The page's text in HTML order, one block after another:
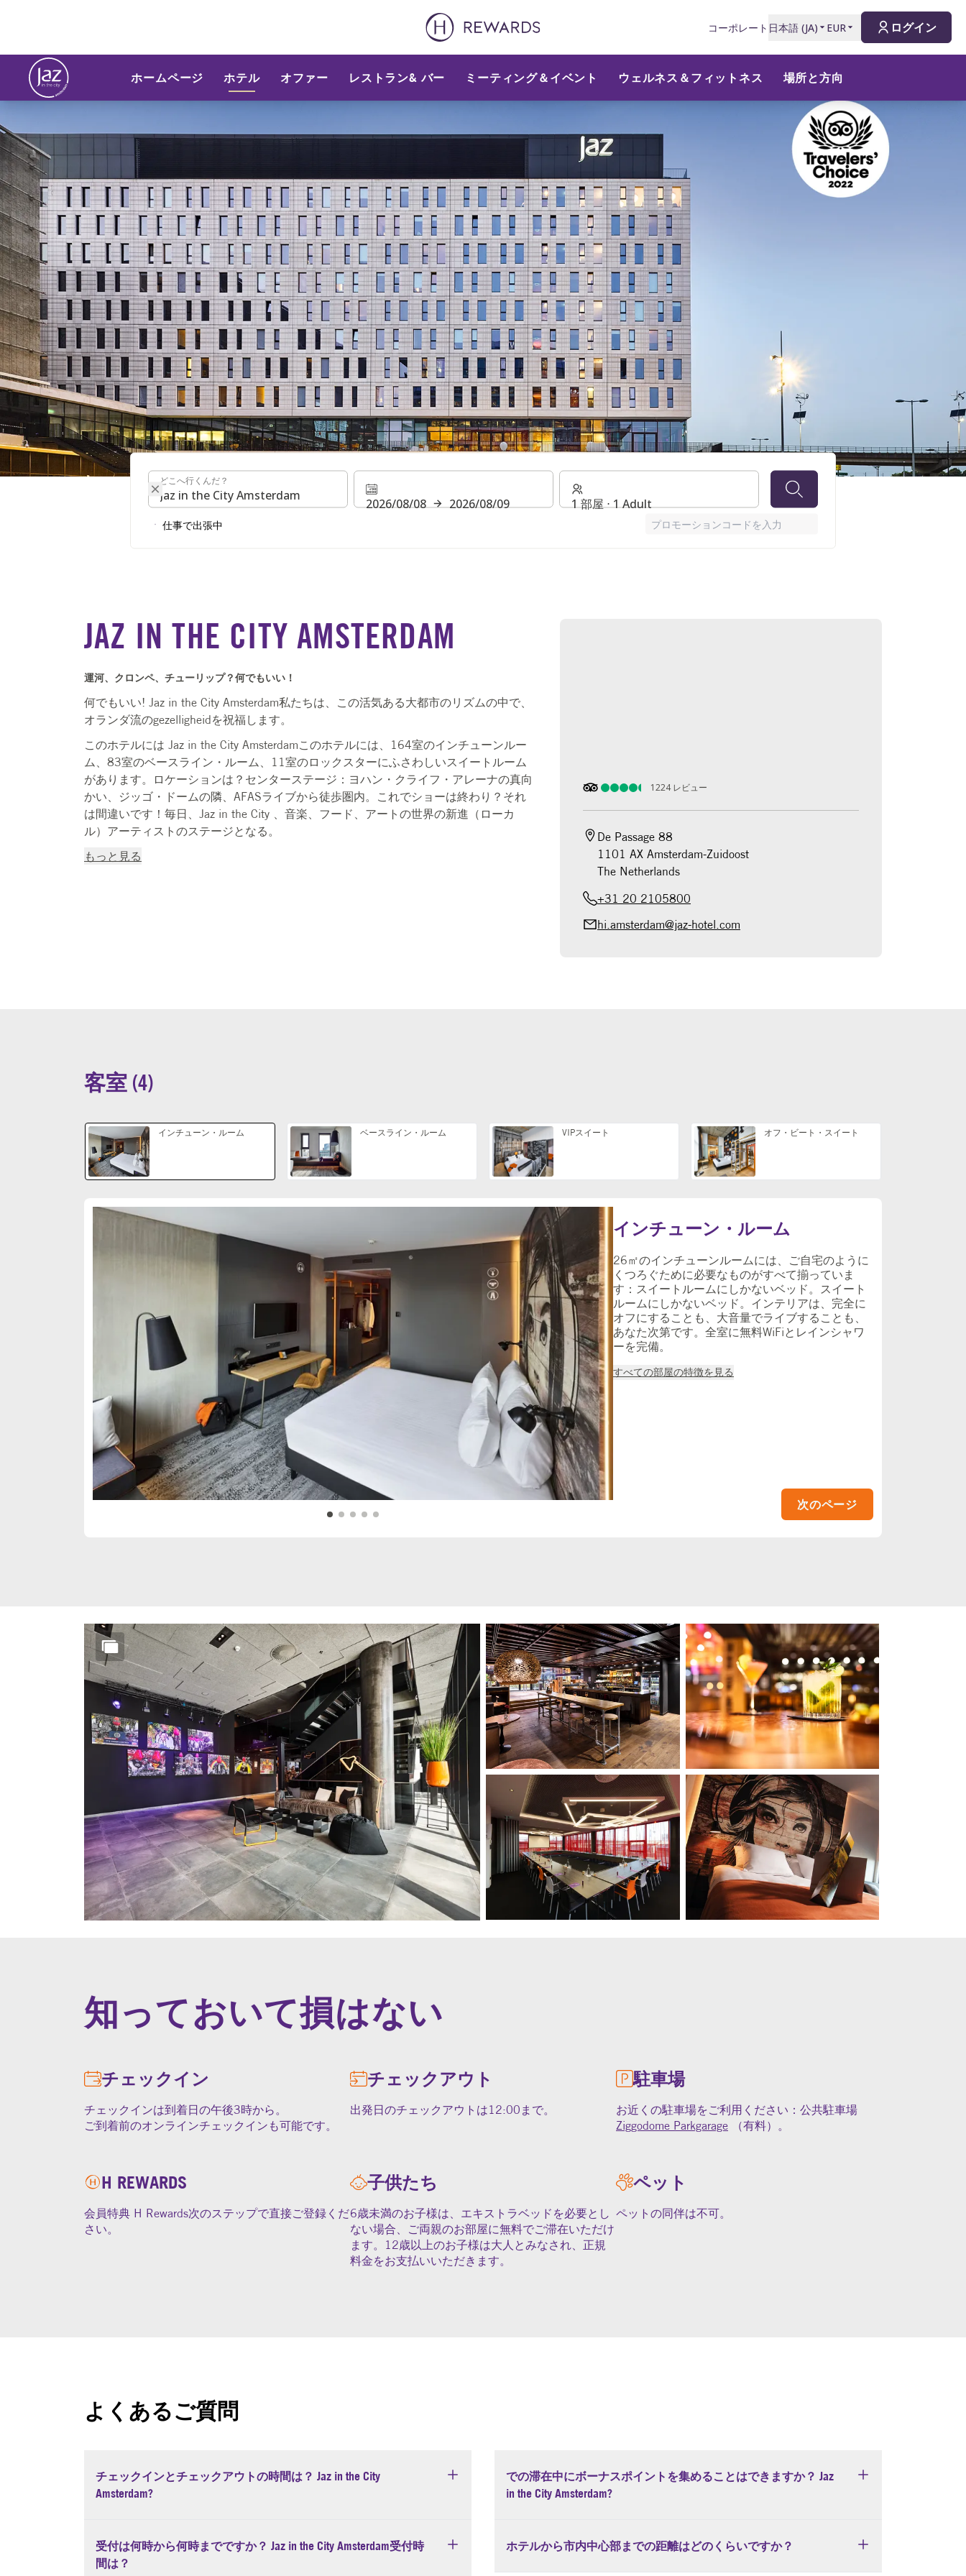
コーポレート 日本語 (JA) EUR ログイン
ホームページ ホテル オファー レストラン& バー ミーティング＆イベント ウェルネス＆フィットネス 場所と方向
JAZ IN THE CITY AMSTERDAM
どこへ行くんだ？
どこへ行くんだ？
2026/08/08 2026/08/09 1 部屋 ⋅ 1 Adult
仕事で出張中 プロモーションコードを入力
JAZ IN THE CITY AMSTERDAM
運河、クロンペ、チューリップ？何でもいい！
何でもいい! Jaz in the City Amsterdam私たちは、この活気ある大都市のリズムの中で、
オランダ流のgezelligheidを祝福します。
このホテルには Jaz in the City Amsterdamこのホテルには、164室のインチューンルー
ム、83室のベースライン・ルーム、11室のロックスターにふさわしいスイートルーム
があります。ロケーションは？センターステージ：ヨハン・クライフ・アレーナの真向
かい、ジッゴ・ドームの隣、AFASライブから徒歩圏内。これでショーは終わり？それ
は間違いです！毎日、Jaz in the City 、音楽、フード、アートの世界の新進（ローカ
ル）アーティストのステージとなる。
もっと見る
1224 レビュー
De Passage 88
1101 AX Amsterdam-Zuidoost
The Netherlands
+31 20 2105800
hi.amsterdam@jaz-hotel.com
客室 (4)
スライド1 1 インチューン・ルーム ベースライン・ルーム VIPスイート オフ・ビート・スイート
スライド1 5
インチューン・ルーム
26㎡のインチューンルームには、ご自宅のように
くつろぐために必要なものがすべて揃っていま
す：スイートルームにしかないベッド。スイート
ルームにしかないベッド。インテリアは、完全に
オフにすることも、大音量でライブすることも、
あなた次第です。全室に無料WiFiとレインシャワ
ーを完備。
すべての部屋の特徴を見る
次のページ
知っておいて損はない
チェックイン
チェックインは到着日の午後3時から。
ご到着前のオンラインチェックインも可能です。
チェックアウト
出発日のチェックアウトは12:00まで。
駐車場
お近くの駐車場をご利用ください：公共駐車場
Ziggodome Parkgarage （有料）。
H REWARDS
会員特典 H Rewards次のステップで直接ご登録くだ
さい。
子供たち
6歳未満のお子様は、エキストラベッドを必要とし
ない場合、ご両親のお部屋に無料でご滞在いただけ
ます。12歳以上のお子様は大人とみなされ、正規
料金をお支払いいただきます。
ペット
ペットの同伴は不可。
よくあるご質問
チェックインとチェックアウトの時間は？ Jaz in the City
Amsterdam?
受付は何時から何時までですか？ Jaz in the City Amsterdam受付時
間は？
での滞在中にボーナスポイントを集めることはできますか？ Jaz
in the City Amsterdam?
ホテルから市内中心部までの距離はどのくらいですか？